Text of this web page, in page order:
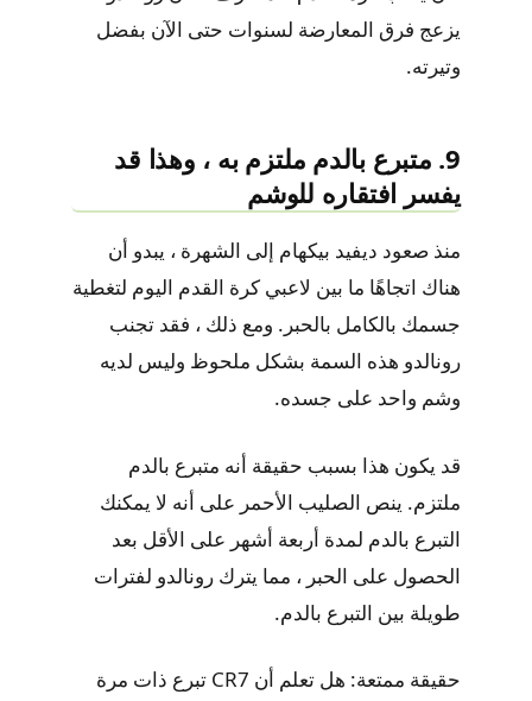
يزعج فرق المعارضة لسنوات حتى الآن بفضل
وتيرته.
9. متبرع بالدم ملتزم به ، وهذا قد
يفسر افتقاره للوشم
منذ صعود ديفيد بيكهام إلى الشهرة ، يبدو أن
هناك اتجاهًا ما بين لاعبي كرة القدم اليوم لتغطية
جسمك بالكامل بالحبر. ومع ذلك ، فقد تجنب
رونالدو هذه السمة بشكل ملحوظ وليس لديه
وشم واحد على جسده.
قد يكون هذا بسبب حقيقة أنه متبرع بالدم
ملتزم. ينص الصليب الأحمر على أنه لا يمكنك
التبرع بالدم لمدة أربعة أشهر على الأقل بعد
الحصول على الحبر ، مما يترك رونالدو لفترات
طويلة بين التبرع بالدم.
حقيقة ممتعة: هل تعلم أن CR7 تبرع ذات مرة